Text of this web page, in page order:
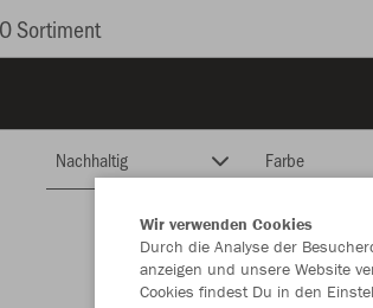
Sortiment
Nachhaltig Farbe
Wir verwenden Cookies
Durch die Analyse der
anzeigen und unsere Website
Cookies findest Du in den